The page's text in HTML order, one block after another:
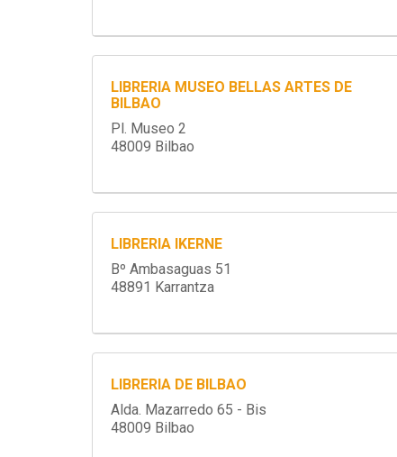
LIBRERIA MUSEO BELLAS ARTES DE
BILBAO
Pl. Museo 2
48009 Bilbao
LIBRERIA IKERNE
Bº Ambasaguas 51
48891 Karrantza
LIBRERIA DE BILBAO
Alda. Mazarredo 65 - Bis
48009 Bilbao